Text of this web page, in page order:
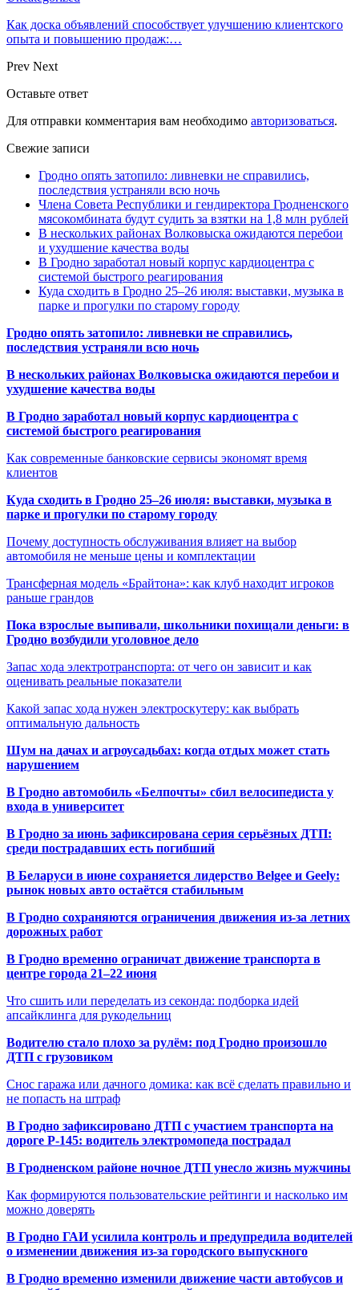
Как доска объявлений способствует улучшению клиентского
опыта и повышению продаж:…
Prev Next
Оставьте ответ
Для отправки комментария вам необходимо авторизоваться.
Свежие записи
Гродно опять затопило: ливневки не справились,
последствия устраняли всю ночь
Члена Совета Республики и гендиректора Гродненского
мясокомбината будут судить за взятки на 1,8 млн рублей
В нескольких районах Волковыска ожидаются перебои
и ухудшение качества воды
В Гродно заработал новый корпус кардиоцентра с
системой быстрого реагирования
Куда сходить в Гродно 25–26 июля: выставки, музыка в
парке и прогулки по старому городу
Гродно опять затопило: ливневки не справились,
последствия устраняли всю ночь
В нескольких районах Волковыска ожидаются перебои и
ухудшение качества воды
В Гродно заработал новый корпус кардиоцентра с
системой быстрого реагирования
Как современные банковские сервисы экономят время
клиентов
Куда сходить в Гродно 25–26 июля: выставки, музыка в
парке и прогулки по старому городу
Почему доступность обслуживания влияет на выбор
автомобиля не меньше цены и комплектации
Трансферная модель «Брайтона»: как клуб находит игроков
раньше грандов
Пока взрослые выпивали, школьники похищали деньги: в
Гродно возбудили уголовное дело
Запас хода электротранспорта: от чего он зависит и как
оценивать реальные показатели
Какой запас хода нужен электроскутеру: как выбрать
оптимальную дальность
Шум на дачах и агроусадьбах: когда отдых может стать
нарушением
В Гродно автомобиль «Белпочты» сбил велосипедиста у
входа в университет
В Гродно за июнь зафиксирована серия серьёзных ДТП:
среди пострадавших есть погибший
В Беларуси в июне сохраняется лидерство Belgee и Geely:
рынок новых авто остаётся стабильным
В Гродно сохраняются ограничения движения из-за летних
дорожных работ
В Гродно временно ограничат движение транспорта в
центре города 21–22 июня
Что сшить или переделать из секонда: подборка идей
апсайклинга для рукодельниц
Водителю стало плохо за рулём: под Гродно произошло
ДТП с грузовиком
Снос гаража или дачного домика: как всё сделать правильно и
не попасть на штраф
В Гродно зафиксировано ДТП с участием транспорта на
дороге Р-145: водитель электромопеда пострадал
В Гродненском районе ночное ДТП унесло жизнь мужчины
Как формируются пользовательские рейтинги и насколько им
можно доверять
В Гродно ГАИ усилила контроль и предупредила водителей
о изменении движения из-за городского выпускного
В Гродно временно изменили движение части автобусов и